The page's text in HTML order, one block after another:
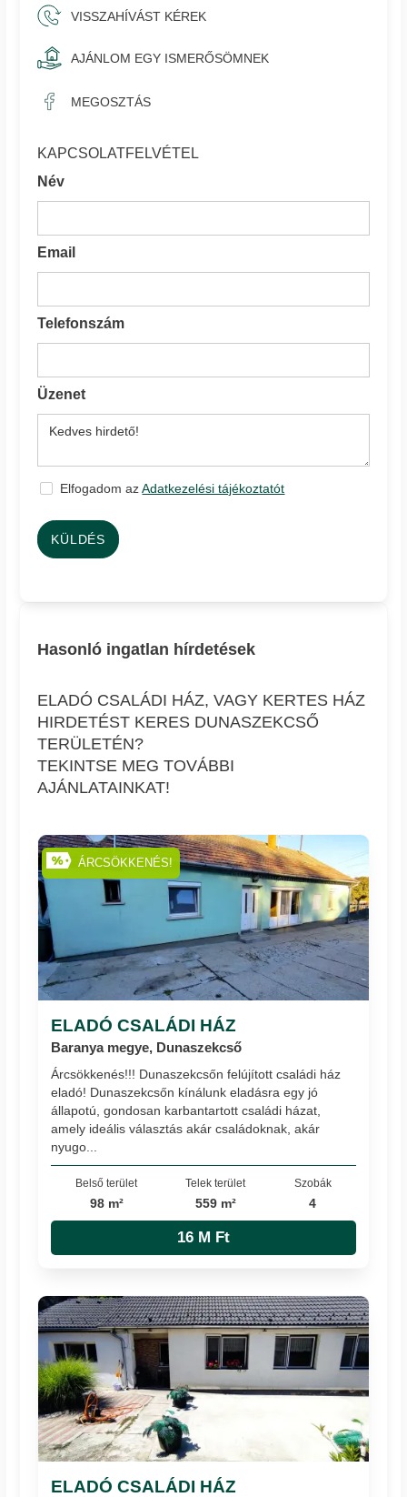
VISSZAHÍVÁST KÉREK
AJÁNLOM EGY ISMERŐSÖMNEK
MEGOSZTÁS
KAPCSOLATFELVÉTEL
Név
Email
Telefonszám
Üzenet
Elfogadom azAdatkezelési tájékoztatót
KÜLDÉS
Hasonló ingatlan hírdetések
ELADÓ CSALÁDI HÁZ, VAGY KERTES HÁZ
HIRDETÉST KERES DUNASZEKCSŐ
TERÜLETÉN?
TEKINTSE MEG TOVÁBBI
AJÁNLATAINKAT!
ELADÓ CSALÁDI HÁZ
Baranya megye, Dunaszekcső
Árcsökkenés!!! Dunaszekcsőn felújított családi ház
eladó! Dunaszekcsőn kínálunk eladásra egy jó
állapotú, gondosan karbantartott családi házat,
amely ideális választás akár családoknak, akár
nyugo...
Belső terület
98 m²
Telek terület
559 m²
Szobák
4
16 M Ft
ÁRCSÖKKENÉS!
ELADÓ CSALÁDI HÁZ